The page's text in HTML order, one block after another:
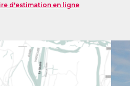
d'estimation en ligne